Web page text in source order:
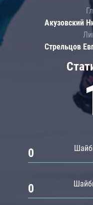
0
0
Акузовский
Стрельцов